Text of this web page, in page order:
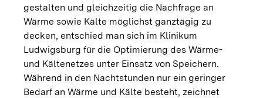
gestalten und gleichzeitig die Nachfrage an
Wärme sowie Kälte möglichst ganztägig zu
decken, entschied man sich im Klinikum
Ludwigsburg für die Optimierung des Wärme-
und Kältenetzes unter Einsatz von Speichern.
Während in den Nachtstunden nur ein geringer
Bedarf an Wärme und Kälte besteht, zeichnet